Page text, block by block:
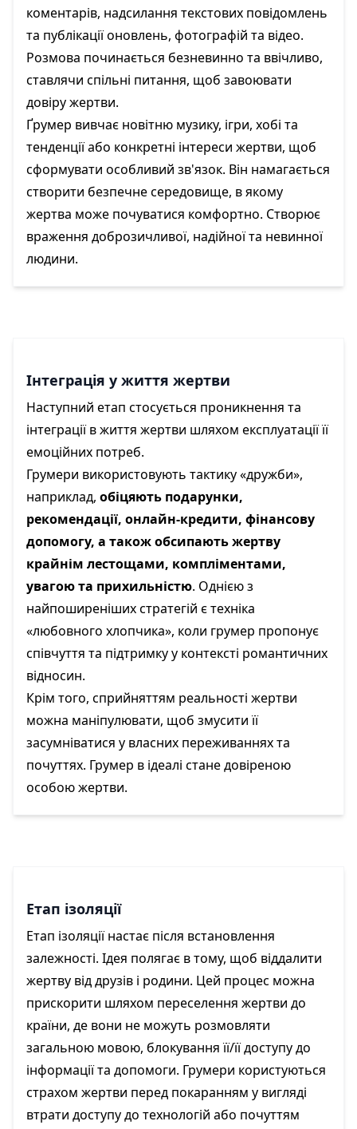
коментарів, надсилання текстових повідомлень
та публікації оновлень, фотографій та відео.
Розмова починається безневинно та ввічливо,
ставлячи спільні питання, щоб завоювати
довіру жертви.
Ґрумер вивчає новітню музику, ігри, хобі та
тенденції або конкретні інтереси жертви, щоб
сформувати особливий зв'язок. Він намагається
створити безпечне середовище, в якому
жертва може почуватися комфортно. Створює
враження доброзичливої, надійної та невинної
людини.
Інтеграція у життя жертви
Наступний етап стосується проникнення та
інтеграції в життя жертви шляхом експлуатації її
емоційних потреб.
Грумери використовують тактику «дружби»,
наприклад, обіцяють подарунки,
рекомендації, онлайн-кредити, фінансову
допомогу, а також обсипають жертву
крайнім лестощами, компліментами,
увагою та прихильністю. Однією з
найпоширеніших стратегій є техніка
«любовного хлопчика», коли грумер пропонує
співчуття та підтримку у контексті романтичних
відносин.
Крім того, сприйняттям реальності жертви
можна маніпулювати, щоб змусити її
засумніватися у власних переживаннях та
почуттях. Грумер в ідеалі стане довіреною
особою жертви.
Етап ізоляції
Етап ізоляції настає після встановлення
залежності. Ідея полягає в тому, щоб віддалити
жертву від друзів і родини. Цей процес можна
прискорити шляхом переселення жертви до
країни, де вони не можуть розмовляти
загальною мовою, блокування її/її доступу до
інформації та допомоги. Грумери користуються
страхом жертви перед покаранням у вигляді
втрати доступу до технологій або почуттям